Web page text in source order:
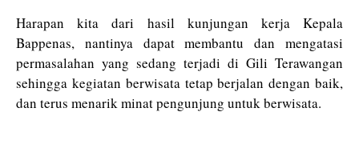
Harapan kita dari hasil kunjungan kerja Kepala
Bappenas, nantinya dapat membantu dan mengatasi
permasalahan yang sedang terjadi di Gili Terawangan
sehingga kegiatan berwisata tetap berjalan dengan baik,
dan terus menarik minat pengunjung untuk berwisata.